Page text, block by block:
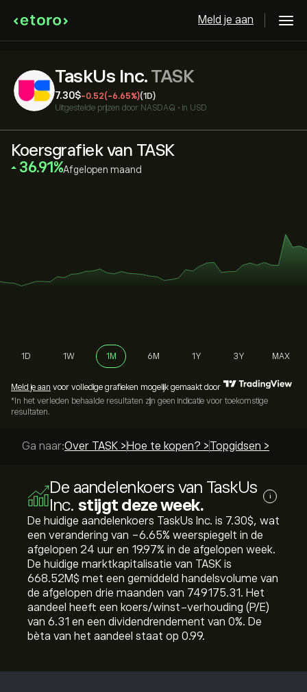
Meld je aan
TaskUs Inc.TASK
7.30‎$‎-0.52(-6.65%)(1D)
Uitgestelde prijzen door NASDAQ • in USD
Koersgrafiek van TASK
‎36.91‎ Afgelopen maand
1D 1W 1M 6M 1Y 3Y MAX
Meld je aan voor volledige grafieken mogelijk gemaakt door
*In het verleden behaalde resultaten zijn geen indicatie voor toekomstige
resultaten.
Ga naar:Over TASK > Hoe te kopen? >Topgidsen >
De aandelenkoers van TaskUs
Inc. stijgt deze week. i
De huidige aandelenkoers TaskUs Inc. is 7.30‎$‎, wat
een verandering van ‎-6.65‎% weerspiegelt in de
afgelopen 24 uur en ‎19.97‎% in de afgelopen week.
De huidige marktkapitalisatie van TASK is
668.52M‎$‎ met een gemiddeld handelsvolume van
de afgelopen drie maanden van 749175.31. Het
aandeel heeft een koers/winst-verhouding (P/E)
van 6.31 en een dividendrendement van 0%. De
bèta van het aandeel staat op 0.99.